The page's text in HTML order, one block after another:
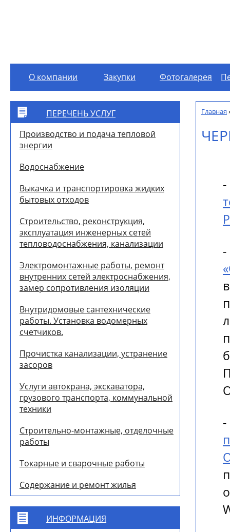
О компании Закупки Фотогалерея
ПЕРЕЧЕНЬ УСЛУГ
Производство и подача тепловой
энергии
Водоснабжение
Выкачка и транспортировка жидких
бытовых отходов
Строительство, реконструкция,
эксплуатация инженерных сетей
тепловодоснабжения, канализации
Электромонтажные работы, ремонт
внутренних сетей электроснабжения,
замер сопротивления изоляции
Внутридомовые сантехнические
работы. Установка водомерных
счетчиков.
Прочистка канализации, устранение
засоров
Услуги автокрана, экскаватора,
грузового транспорта, коммунальной
техники
Строительно-монтажные, отделочные
работы
Токарные и сварочные работы
Содержание и ремонт жилья
ИНФОРМАЦИЯ
Главная